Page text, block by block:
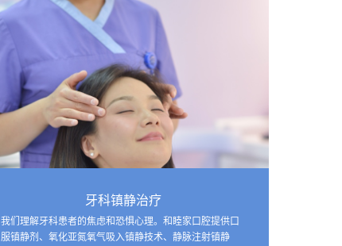
牙科镇静治疗
我们理解牙科患者的焦虑和恐惧心理。和睦家口腔提供口
服镇静剂、氧化亚氮氧气吸入镇静技术、静脉注射镇静